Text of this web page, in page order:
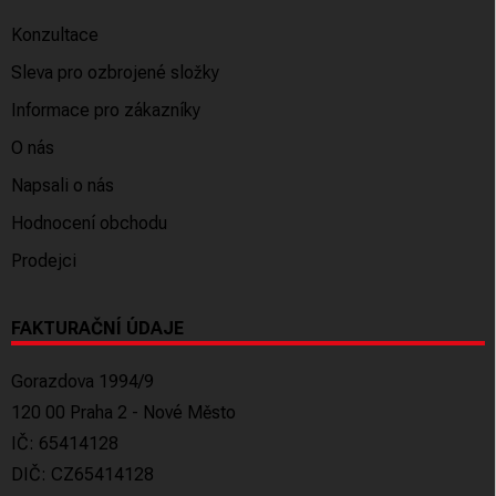
Konzultace
Sleva pro ozbrojené složky
Informace pro zákazníky
O nás
Napsali o nás
Hodnocení obchodu
Prodejci
FAKTURAČNÍ ÚDAJE
Gorazdova 1994/9
120 00 Praha 2 - Nové Město
IČ: 65414128
DIČ: CZ65414128